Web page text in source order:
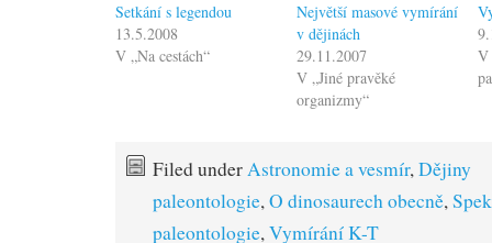
Setkání s legendou
13.5.2008
V „Na cestách“
Největší masové vymírání
v dějinách
29.11.2007
V „Jiné pravěké
organizmy“
V
Filed underAstronomie a vesmír,Dějiny
paleontologie,O dinosaurech obecně,
paleontologie,Vymírání K-T